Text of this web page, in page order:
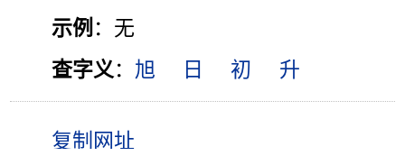
示例 ：无
查字义 ： 旭 日 初 升